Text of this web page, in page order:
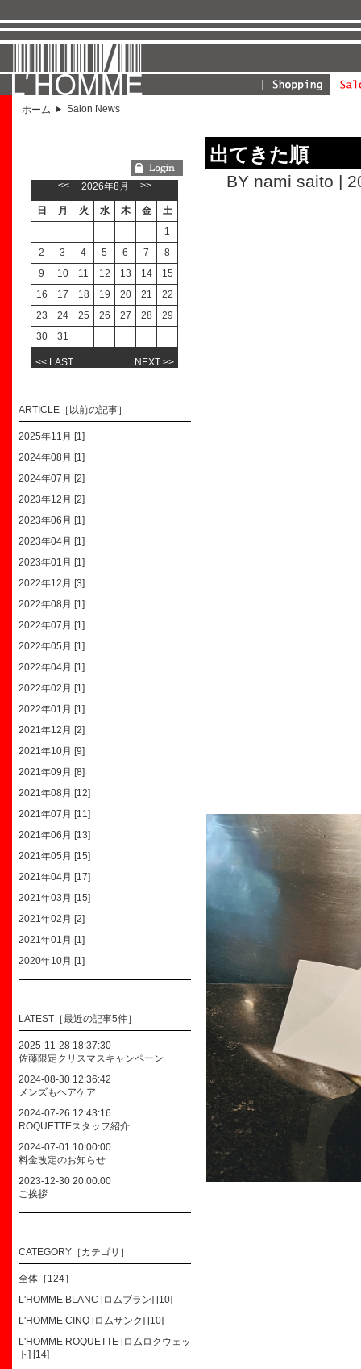
ホーム Salon News
出てきた順
BY nami saito |
<<
2026年8月 >>
日 月 火 水 木 金
土
1
2
3 4 5 6 7
8
9
10 11 12 13 14
15
16
17 18 19 20 21
22
23
24 25 26 27 28
29
30
31
<< LAST NEXT >>
ARTICLE［以前の記事］
2025年11月 [1]
2024年08月 [1]
2024年07月 [2]
2023年12月 [2]
2023年06月 [1]
2023年04月 [1]
2023年01月 [1]
2022年12月 [3]
2022年08月 [1]
2022年07月 [1]
2022年05月 [1]
2022年04月 [1]
2022年02月 [1]
2022年01月 [1]
2021年12月 [2]
2021年10月 [9]
2021年09月 [8]
2021年08月 [12]
2021年07月 [11]
2021年06月 [13]
2021年05月 [15]
2021年04月 [17]
2021年03月 [15]
2021年02月 [2]
2021年01月 [1]
2020年10月 [1]
LATEST［最近の記事5件］
2025-11-28 18:37:30
佐藤限定クリスマスキャンペーン
2024-08-30 12:36:42
メンズもヘアケア
2024-07-26 12:43:16
ROQUETTEスタッフ紹介
2024-07-01 10:00:00
料金改定のお知らせ
2023-12-30 20:00:00
ご挨拶
CATEGORY［カテゴリ］
全体［124］
L'HOMME BLANC [ロムブラン] [10]
L'HOMME CINQ [ロムサンク] [10]
L'HOMME ROQUETTE [ロムロクウェッ
ト] [14]